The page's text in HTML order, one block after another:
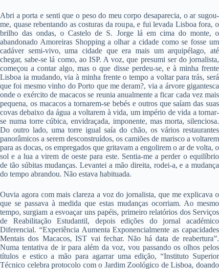
Abri a porta e senti que o peso do meu corpo desaparecia, o ar sugou-
me, quase rebentando as costuras da roupa, e fui levada Lisboa fora, o
brilho das ondas, o Castelo de S. Jorge lá em cima do monte, o
abandonado Amoreiras Shopping a olhar a cidade como se fosse um
cadáver semi-vivo, uma cidade que era mais um arquipélago, até
chegar, sabe-se lá como, ao ISP. A voz, que presumi ser do jornalista,
começou a contar algo, mas o que disse perdeu-se, e à minha frente
Lisboa ia mudando, via à minha frente o tempo a voltar para trás, será
que foi mesmo vinho do Porto que me deram?, via a árvore gigantesca
onde o exército de macacos se reunia anualmente a ficar cada vez mais
pequena, os macacos a tornarem-se bebés e outros que saíam das suas
covas debaixo da água a voltarem à vida, um império de vida a tornar-
se numa torre cúbica, envidraçada, imponente, mas morta, silenciosa.
Do outro lado, uma torre igual saía do chão, os vários restaurantes
panorâmicos a serem desconstruídos, os camiões de marisco a voltarem
para as docas, os empregados que gritavam a engolirem o ar de volta, o
sol e a lua a virem de oeste para este. Sentia-me a perder o equilíbrio
de tão súbitas mudanças. Levantei a mão direita, rodei-a, e a mudança
do tempo abrandou. Não estava habituada.
Ouvia agora com mais clareza a voz do jornalista, que me explicava o
que se passava à medida que estas mudanças ocorriam. Ao mesmo
tempo, surgiam a esvoaçar uns papéis, primeiro relatórios dos Serviços
de Reabilitação Estudantil, depois edições do jornal académico
Diferencial. “Experiência Aumenta Exponencialmente as capacidades
Mentais dos Macacos, IST vai fechar. Não há data de reabertura”.
Numa tentativa de ir para além da voz, vou passando os olhos pelos
títulos e estico a mão para agarrar uma edição, “Instituto Superior
Técnico celebra protocolo com o Jardim Zoológico de Lisboa, doando